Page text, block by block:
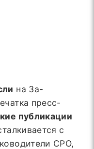
на За-
пресс-
публикации
с
СРО,